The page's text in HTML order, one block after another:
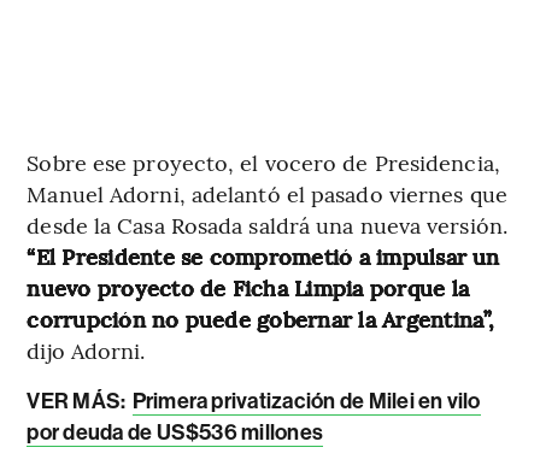
Sobre ese proyecto, el vocero de Presidencia,
Manuel Adorni, adelantó el pasado viernes que
desde la Casa Rosada saldrá una nueva versión.
“El Presidente se comprometió a impulsar un
nuevo proyecto de Ficha Limpia porque la
corrupción no puede gobernar la Argentina”,
dijo Adorni.
VER MÁS: Primera privatización de Milei en vilo
por deuda de US$536 millones